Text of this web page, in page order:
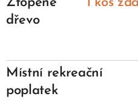
dřevo
Místní rekreační
poplatek